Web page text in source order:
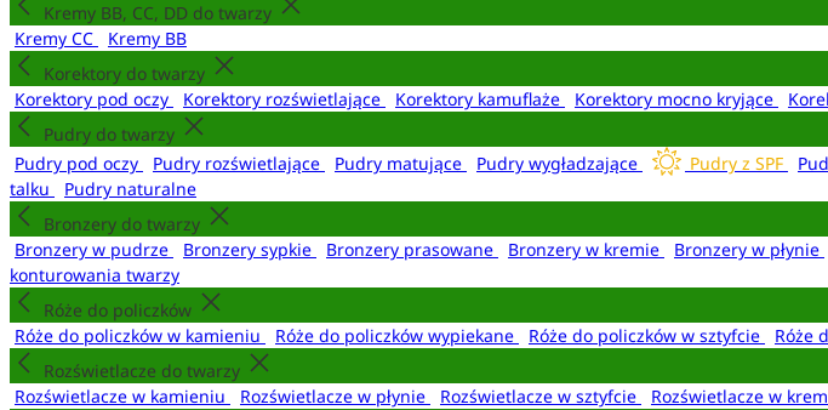
Kremy BB, CC, DD do twarzy
Kremy CC
Kremy BB
Korektory do twarzy
Korektory pod oczy
Korektory rozświetlające Korektory kamuflaże Korektory mocno kryjące
Pudry do twarzy
Pudry pod oczy
Pudry rozświetlające Pudry matujące Pudry wygładzające Pudry z SPF
talku
Pudry naturalne
Bronzery do twarzy
Bronzery w pudrze
Bronzery sypkie Bronzery prasowane Bronzery w kremie Bronzery w płynie
konturowania twarzy
Róże do policzków
Róże do policzków w kamieniu
Róże do policzków wypiekane Róże do policzków w sztyfcie Róże
Rozświetlacze do twarzy
Rozświetlacze w kamieniu
Rozświetlacze w płynie Rozświetlacze w sztyfcie Rozświetlacze w